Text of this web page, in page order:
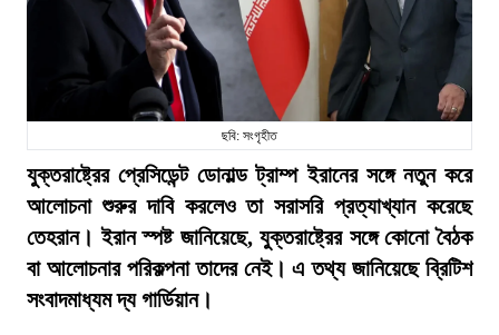
ছবি: সংগৃহীত
যুক্তরাষ্ট্রের প্রেসিডেন্ট ডোনাল্ড ট্রাম্প ইরানের সঙ্গে নতুন করে
আলোচনা শুরুর দাবি করলেও তা সরাসরি প্রত্যাখ্যান করেছে
তেহরান। ইরান স্পষ্ট জানিয়েছে, যুক্তরাষ্ট্রের সঙ্গে কোনো বৈঠক
বা আলোচনার পরিকল্পনা তাদের নেই। এ তথ্য জানিয়েছে ব্রিটিশ
সংবাদমাধ্যম দ্য গার্ডিয়ান।